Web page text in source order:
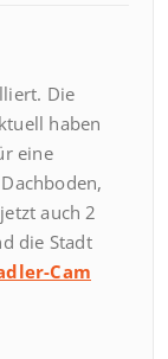
Die
haben
eine
auch 2
die Stadt
Cam